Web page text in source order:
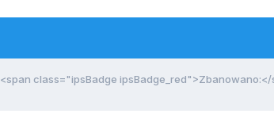
<span class="ipsBadge ipsBadge_red">Zbanowano:</